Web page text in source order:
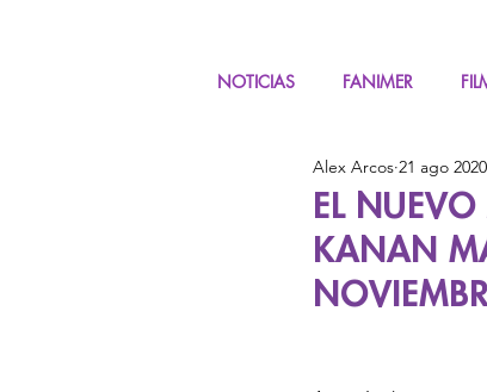
NOTICIAS FANIMER
EVENTOS COSPLAY
EL
KANAN
Alex Arcos 21 ago 2020